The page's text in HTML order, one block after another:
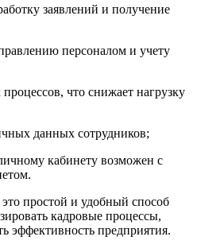
заявлений и получение
персоналом и учету
что снижает нагрузку
данных сотрудников;
кабинету возможен с
простой и удобный способ
кадровые процессы,
эффективность предприятия.